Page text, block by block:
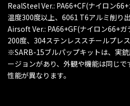
RealSteel Ver.: PA66+CF(ナイロン
温度300度以上、6061 T6アルミ削り
Airsoft Ver.: PA66+GF(ナイロン66+
200度、304ステンレススチールプレ
※SARB-15ブルパップキットは、実
ージョンがあり、外観や機能は同じ
性能が異なります。